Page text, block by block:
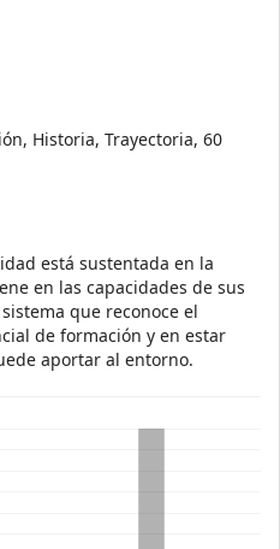
Historia, Trayectoria, 60
está sustentada en la
en las capacidades de sus
que reconoce el
de formación y en estar
aportar al entorno.